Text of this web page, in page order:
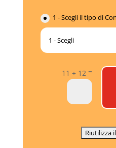
1 - Scegli il tipo di
11 + 12 =